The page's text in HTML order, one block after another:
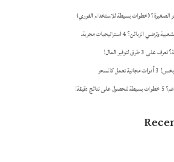
الصغيرة؟ (خطوات بسيطة للاستخدام الفوري)
4 استراتيجيات مجربة.
لتوفير المال!
كالسحر